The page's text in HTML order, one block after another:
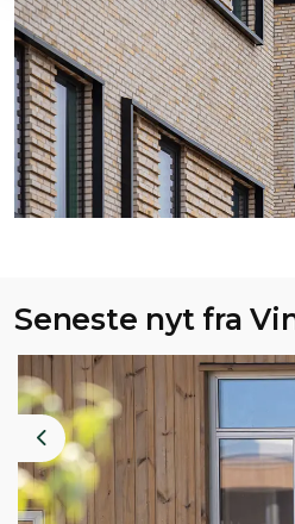
Seneste nyt fra
Previous